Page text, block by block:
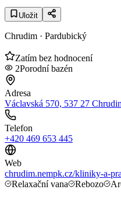
Uložit
Chrudim · Pardubický
Zatím bez hodnocení
2Porodní bazén
Adresa
Václavská 570, 537 27
Telefon
+420 469 653 445
Web
chrudim.nempk.cz/kliniky-a-
Relaxační vana
Rebozo